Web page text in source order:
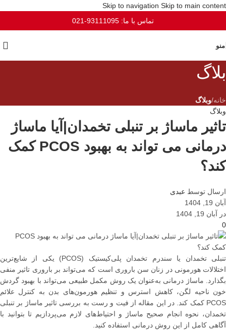
Skip to navigation Skip to main content
تماس با ما: 93111095-021
منو
بلاگ
خانه/وبلاگ
وبلاگ
تاثیر ماساژ بر تنبلی تخمدان|آیا ماساژ
درمانی می تواند به بهبود PCOS کمک
کند؟
ارسال توسط عبدی
آبان 19, 1404
در آبان 19, 1404
0
تنبلی تخمدان یا سندرم تخمدان پلی‌کیستیک (PCOS) یکی از شایع‌ترین
اختلالات هورمونی در زنان سن باروری است که می‌تواند بر باروری تاثیر منفی
بگذارد. ماساژ درمانی به‌عنوان یک روش مکمل طبیعی می‌تواند با بهبود گردش
خون ناحیه لگن، کاهش استرس و تنظیم هورمون‌های بدن به کنترل علائم
PCOS کمک کند. در این مقاله از فیت و رست به بررسی تاثیر ماساژ بر تنبلی
تخمدان، نحوه انجام صحیح ماساژ و احتیاط‌های لازم می‌پردازیم تا بتوانید با
آگاهی کامل از این روش درمانی استفاده کنید.